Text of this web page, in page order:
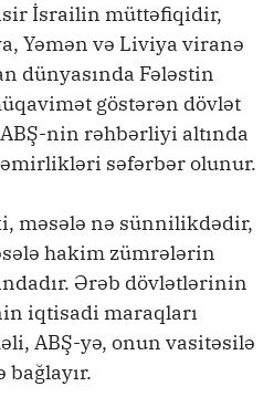
İsrailin müttəfiqidir,
Yəmən və Liviya viranə
dünyasında Fələstin
göstərən dövlət
nin rəhbərliyi altında
səfərbər olunur.
məsələ nə sünnilikdədir,
hakim zümrələrin
Ərəb dövlətlərinin
iqtisadi maraqları
ABŞ-yə, onun vasitəsilə
bağlayır.